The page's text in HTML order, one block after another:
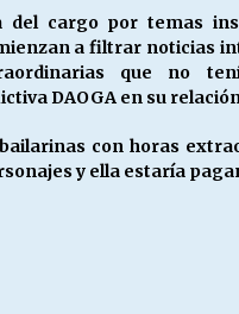
sueldo?
del cargo por temas
a filtrar noticias
que no
DAOGA en su
con horas
y ella estaría